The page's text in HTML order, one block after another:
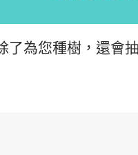
了為您種樹，還會